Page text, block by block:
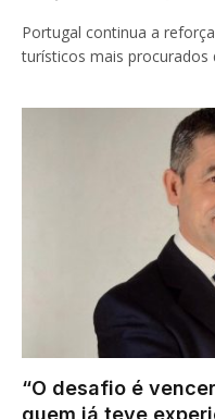
Portugal continua a
turísticos mais procurados
“O desafio é
quem já teve